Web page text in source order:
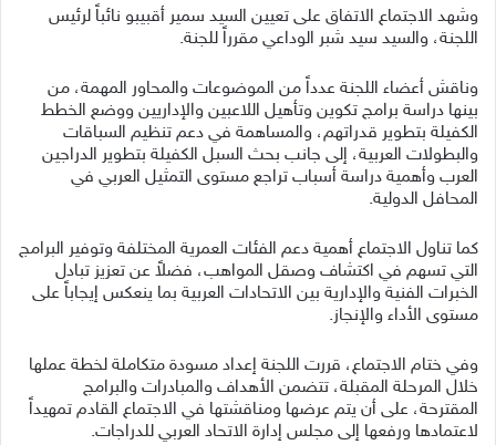
وشهد الاجتماع الاتفاق على تعيين السيد سمير أقبيبو نائباً لرئيس
اللجنة، والسيد سيد شبر الوداعي مقرراً للجنة.
وناقش أعضاء اللجنة عدداً من الموضوعات والمحاور المهمة، من
بينها دراسة برامج تكوين وتأهيل اللاعبين والإداريين ووضع الخطط
الكفيلة بتطوير قدراتهم، والمساهمة في دعم تنظيم السباقات
والبطولات العربية، إلى جانب بحث السبل الكفيلة بتطوير الدراجين
العرب وأهمية دراسة أسباب تراجع مستوى التمثيل العربي في
المحافل الدولية.
كما تناول الاجتماع أهمية دعم الفئات العمرية المختلفة وتوفير البرامج
التي تسهم في اكتشاف وصقل المواهب، فضلاً عن تعزيز تبادل
الخبرات الفنية والإدارية بين الاتحادات العربية بما ينعكس إيجاباً على
مستوى الأداء والإنجاز.
وفي ختام الاجتماع، قررت اللجنة إعداد مسودة متكاملة لخطة عملها
خلال المرحلة المقبلة، تتضمن الأهداف والمبادرات والبرامج
المقترحة، على أن يتم عرضها ومناقشتها في الاجتماع القادم تمهيداً
لاعتمادها ورفعها إلى مجلس إدارة الاتحاد العربي للدراجات.